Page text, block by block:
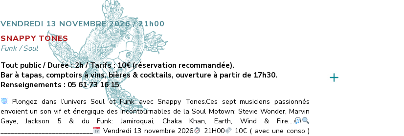
VENDREDI 13 NOVEMBRE 2026 / 21h00
SNAPPY TONES
Funk/Soul
Tout public / Durée : 2h / Tarifs : 10€ (réservation recommandée).
Bar à tapas, comptoirs à vins, bières & cocktails, ouverture à partir de 17h30.
Renseignements : 05 61 73 16 15
Plongez dans l’univers Soul et Funk avec Snappy Tones.Ces sept musiciens passionnés
envoient un son vif et énergique des incontournables de la Soul Motown: Stevie Wonder, Marvin
Gaye, Jackson 5 & du Funk: Jamiroquai, Chaka Khan, Earth, Wind & Fire….
___________________________
Vendredi 13 novembre 2026 21H00
10€ ( avec une conso )